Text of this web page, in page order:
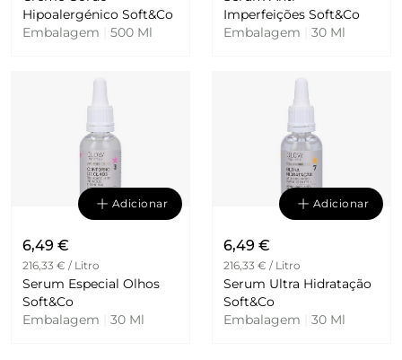
Hipoalergénico Soft&Co
Embalagem
500 Ml
Imperfeições Soft&Co
Embalagem
30 Ml
Adicionar
6,49 €
216,33 € / Litro
Serum Especial Olhos
Soft&Co
Embalagem
30 Ml
Adicionar
6,49 €
216,33 € / Litro
Serum Ultra Hidratação
Soft&Co
Embalagem
30 Ml